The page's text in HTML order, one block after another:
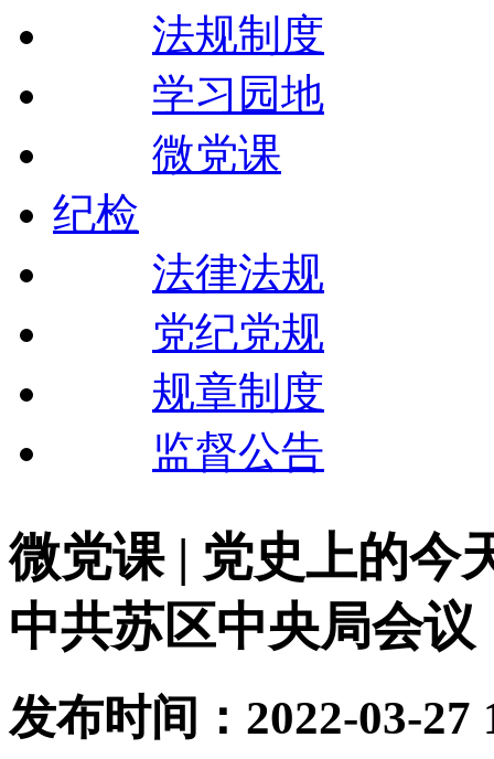
法规制度
学习园地
微党课
纪检
法律法规
党纪党规
规章制度
监督公告
微党课 | 党史上的
中共苏区中央局会议
发布时间：2022-03-27